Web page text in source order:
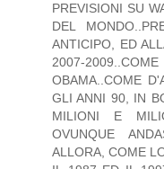
PREVISIONI SU
DEL
ANTICIPO, ED
2007-
OBAMA..COME
GLI ANNI 90, IN
MILIONI E
OVUNQUE
ALLORA, COME